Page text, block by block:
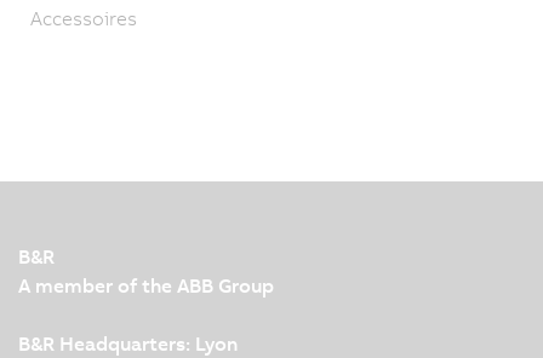
Accessoires
B&R
A member of the ABB Group
B&R Headquarters: Lyon